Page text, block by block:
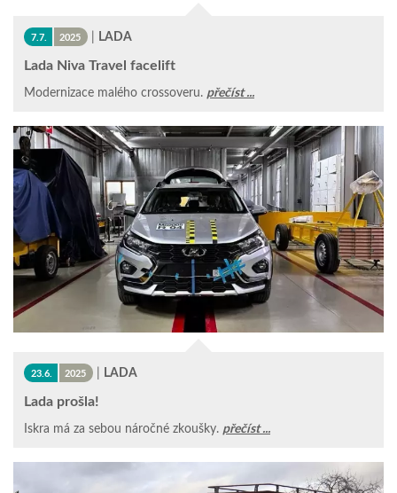
7.7. 2025 | LADA
Lada Niva Travel facelift
Modernizace malého crossoveru. přečíst ...
23.6. 2025 | LADA
Lada prošla!
Iskra má za sebou náročné zkoušky. přečíst ...